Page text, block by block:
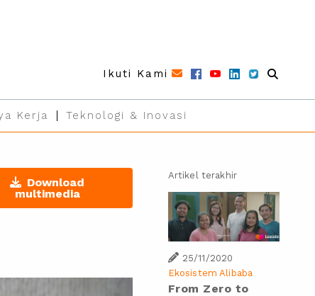
Ikuti Kami
Kerja Teknologi & Inovasi
Download
multimedia
Artikel terakhir
25/11/2020
Ekosistem Alibaba
From Zero to